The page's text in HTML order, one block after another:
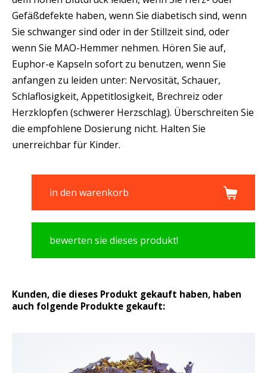
Gefäßdefekte haben, wenn Sie diabetisch sind, wenn
Sie schwanger sind oder in der Stillzeit sind, oder
wenn Sie MAO-Hemmer nehmen. Hören Sie auf,
Euphor-e Kapseln sofort zu benutzen, wenn Sie
anfangen zu leiden unter: Nervosität, Schauer,
Schlaflosigkeit, Appetitlosigkeit, Brechreiz oder
Herzklopfen (schwerer Herzschlag). Überschreiten Sie
die empfohlene Dosierung nicht. Halten Sie
unerreichbar für Kinder.
in den warenkorb
bewerten sie dieses produkt!
Kunden, die dieses Produkt gekauft haben, haben
auch folgende Produkte gekauft: